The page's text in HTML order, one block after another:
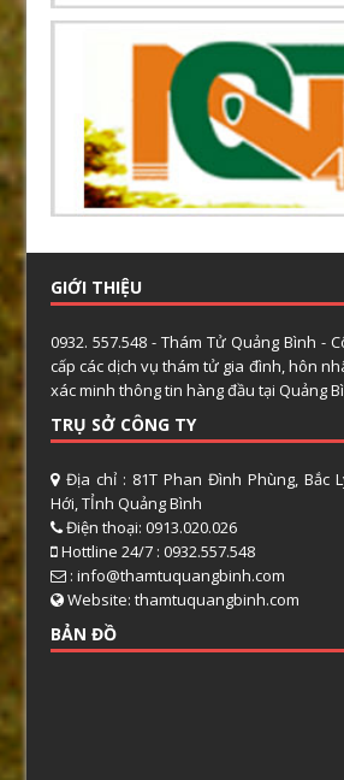
GIỚI THIỆU
0932. 557.548 - Thám Tử Quảng Bình -
cấp các dịch vụ thám tử gia đình, hôn
xác minh thông tin hàng đầu tại Quảng
TRỤ SỞ CÔNG TY
Địa chỉ : 81T Phan Đình Phùng, Bắc
Hới, TỈnh Quảng Bình
Điện thoại: 0913.020.026
Hottline 24/7 : 0932.557.548
: info@thamtuquangbinh.com
Website: thamtuquangbinh.com
BẢN ĐỒ